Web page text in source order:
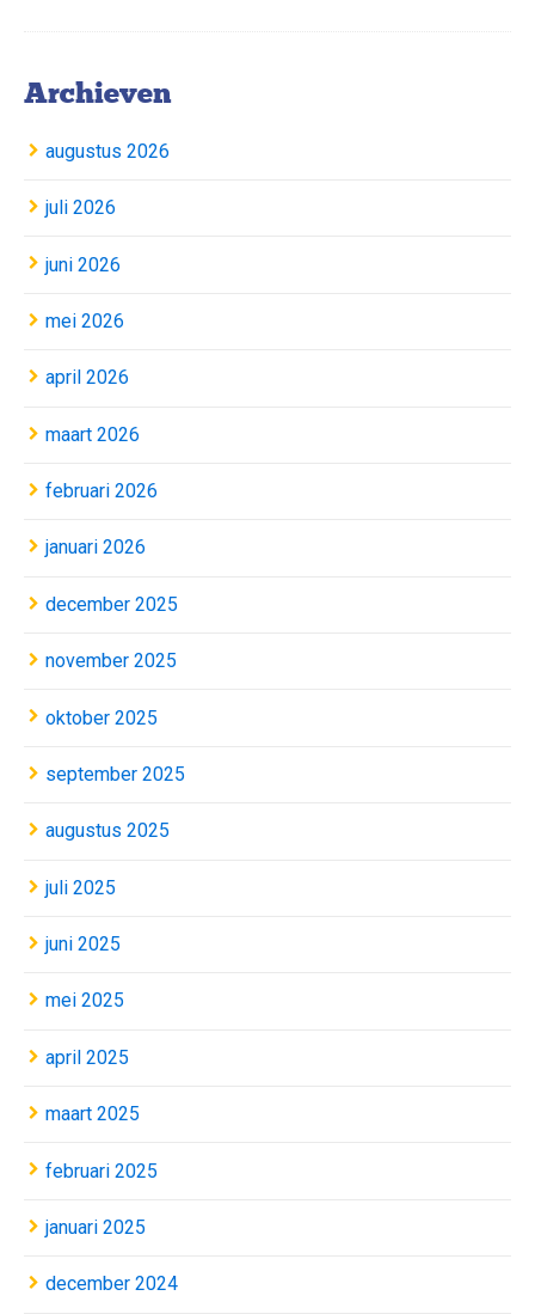
Archieven
augustus 2026
juli 2026
juni 2026
mei 2026
april 2026
maart 2026
februari 2026
januari 2026
december 2025
november 2025
oktober 2025
september 2025
augustus 2025
juli 2025
juni 2025
mei 2025
april 2025
maart 2025
februari 2025
januari 2025
december 2024